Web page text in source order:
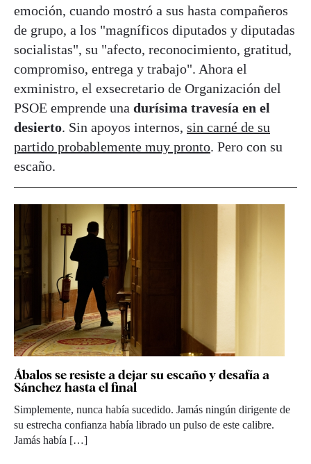
emoción, cuando mostró a sus hasta compañeros
de grupo, a los "magníficos diputados y diputadas
socialistas", su "afecto, reconocimiento, gratitud,
compromiso, entrega y trabajo". Ahora el
exministro, el exsecretario de Organización del
PSOE emprende una durísima travesía en el
desierto. Sin apoyos internos, sin carné de su
partido probablemente muy pronto. Pero con su
escaño.
Ábalos se resiste a dejar su escaño y desafía a
Sánchez hasta el final
Simplemente, nunca había sucedido. Jamás ningún dirigente de
su estrecha confianza había librado un pulso de este calibre.
Jamás había […]